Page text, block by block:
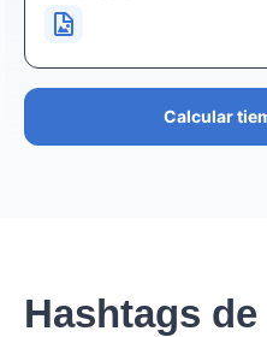
Calcular
Hashtags